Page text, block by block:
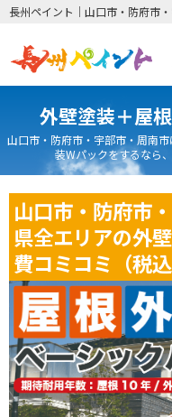
長州ペイント｜山口市・防府市
外壁塗装＋屋
山口市・防府市・宇部市・周南
装Wパックをするなら
山口市・防府市
県全エリアの外
費コミコミ（税